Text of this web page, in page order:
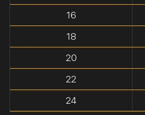
16
18
20
22
24